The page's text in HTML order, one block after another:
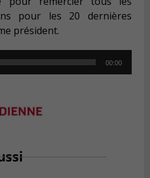
pour les 20 dernières
président.
00:00